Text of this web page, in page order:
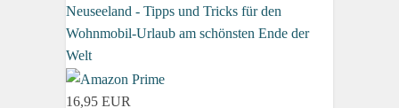
Neuseeland - Tipps und Tricks für den
Wohnmobil-Urlaub am schönsten Ende der
Welt
16,95 EUR